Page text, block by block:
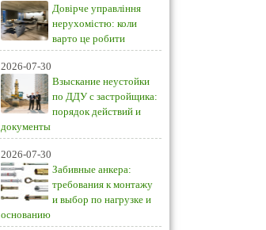
Довірче управління
нерухомістю: коли
варто це робити
2026-07-30
Взыскание неустойки
по ДДУ с застройщика:
порядок действий и
документы
2026-07-30
Забивные анкера:
требования к монтажу
и выбор по нагрузке и
основанию